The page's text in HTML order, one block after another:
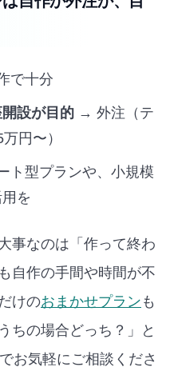
で十分
設が目的 → 外注（テ
円〜）
型プランや、小規模
を
事なのは「作って終わ
自作の手間や時間が不
けのおまかせプラン も
ちの場合どっち？」と
でお気軽にご相談くださ